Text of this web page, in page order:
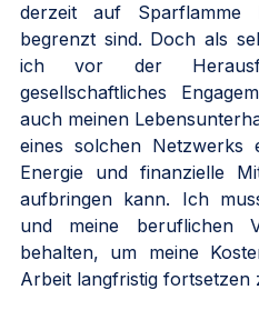
derzeit auf Sparflamme
begrenzt sind. Doch als
ich vor der
gesellschaftliches
auch meinen
eines solchen Netzwerks
Energie und finanzielle
aufbringen kann. Ich
und meine beruflichen
behalten, um meine
Arbeit langfristig fortsetzen